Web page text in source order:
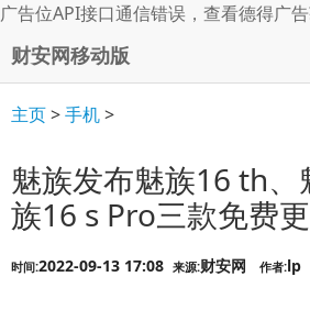
广告位API接口通信错误，查看德得广告
财安网移动版
主页>手机>
魅族发布魅族16 th、
族16 s Pro三款免费
时间:2022-09-13 17:08 来源:财安网 作者:lp